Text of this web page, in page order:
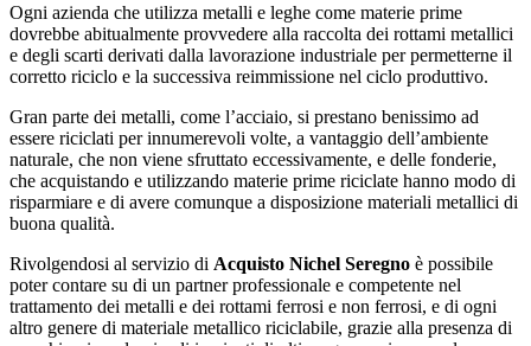
Ogni azienda che utilizza metalli e leghe come materie prime
dovrebbe abitualmente provvedere alla raccolta dei rottami metallici
e degli scarti derivati dalla lavorazione industriale per permetterne il
corretto riciclo e la successiva reimmissione nel ciclo produttivo.
Gran parte dei metalli, come l’acciaio, si prestano benissimo ad
essere riciclati per innumerevoli volte, a vantaggio dell’ambiente
naturale, che non viene sfruttato eccessivamente, e delle fonderie,
che acquistando e utilizzando materie prime riciclate hanno modo di
risparmiare e di avere comunque a disposizione materiali metallici di
buona qualità.
Rivolgendosi al servizio di Acquisto Nichel Seregno è possibile
poter contare su di un partner professionale e competente nel
trattamento dei metalli e dei rottami ferrosi e non ferrosi, e di ogni
altro genere di materiale metallico riciclabile, grazie alla presenza di